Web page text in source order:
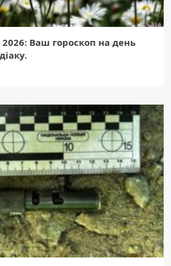
Ваш гороскоп на день